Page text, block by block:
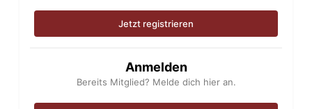
Jetzt registrieren
Anmelden
Bereits Mitglied? Melde dich hier an.